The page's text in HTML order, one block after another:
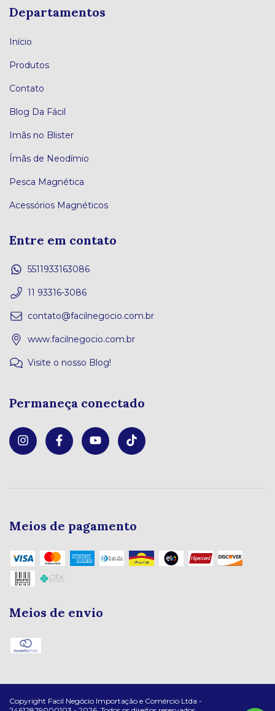
Departamentos
Início
Produtos
Contato
Blog Da Fácil
Imãs no Blister
Ímãs de Neodímio
Pesca Magnética
Acessórios Magnéticos
Entre em contato
5511933163086
11 93316-3086
contato@facilnegocio.com.br
www.facilnegocio.com.br
Visite o nosso Blog!
Permaneça conectado
Meios de pagamento
Meios de envio
Copyright Facil Negócio Importação e Comércio Ltda -